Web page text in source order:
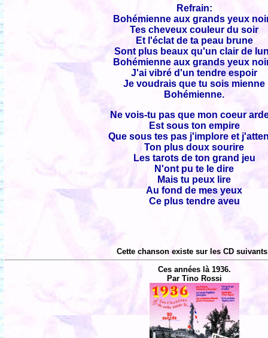
Refrain:
Bohémienne aux grands yeux
Tes cheveux couleur du soir
Et l'éclat de ta peau brune
Sont plus beaux qu'un clair de
Bohémienne aux grands yeux
J'ai vibré d'un tendre espoir
Je voudrais que tu sois mienne
Bohémienne.
Ne vois-tu pas que mon coeur
Est sous ton empire
Que sous tes pas j'implore et
Ton plus doux sourire
Les tarots de ton grand jeu
N'ont pu te le dire
Mais tu peux lire
Au fond de mes yeux
Ce plus tendre aveu
Cette chanson existe sur les CD
Ces années là 1936.
Par Tino Rossi